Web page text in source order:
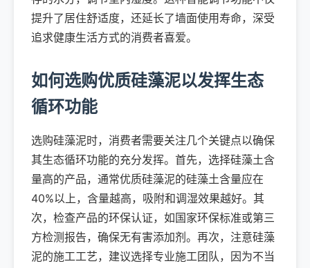
提升了居住舒适度，还延长了墙面使用寿命，深受
追求健康生活方式的消费者喜爱。
如何选购优质硅藻泥以发挥生态
循环功能
选购硅藻泥时，消费者需要关注几个关键点以确保
其生态循环功能的充分发挥。首先，选择硅藻土含
量高的产品，通常优质硅藻泥的硅藻土含量应在
40%以上，含量越高，吸附和调湿效果越好。其
次，检查产品的环保认证，如国家环保标准或第三
方检测报告，确保无有害添加剂。再次，注意硅藻
泥的施工工艺，建议选择专业施工团队，因为不当